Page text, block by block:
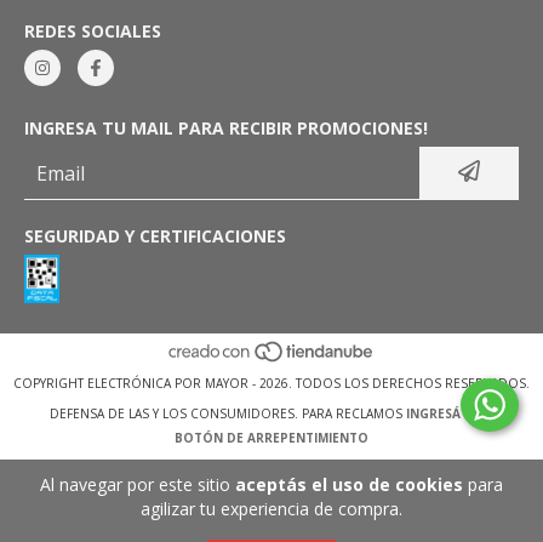
Al navegar por este sitio aceptás el uso de cookies para
agilizar tu experiencia de compra.
REDES SOCIALES
INGRESA TU MAIL PARA RECIBIR PROMOCIONES!
SEGURIDAD Y CERTIFICACIONES
COPYRIGHT ELECTRÓNICA POR MAYOR - 2026. TODOS LOS DERECHOS RESERVADOS.
DEFENSA DE LAS Y LOS CONSUMIDORES. PARA RECLAMOS INGRESÁ ACÁ.
BOTÓN DE ARREPENTIMIENTO